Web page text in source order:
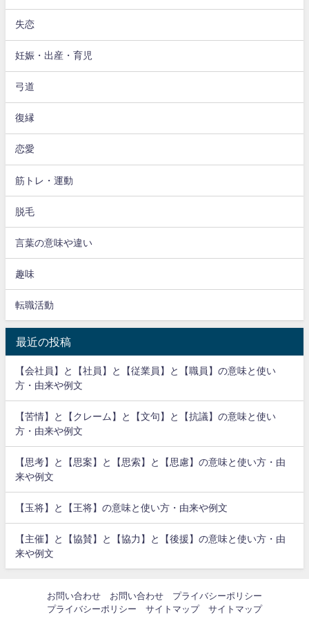
失恋
妊娠・出産・育児
弓道
復縁
恋愛
筋トレ・運動
脱毛
言葉の意味や違い
趣味
転職活動
最近の投稿
【会社員】と【社員】と【従業員】と【職員】の意味と使い
方・由来や例文
【苦情】と【クレーム】と【文句】と【抗議】の意味と使い
方・由来や例文
【思考】と【思案】と【思索】と【思慮】の意味と使い方・由
来や例文
【玉将】と【王将】の意味と使い方・由来や例文
【主催】と【協賛】と【協力】と【後援】の意味と使い方・由
来や例文
お問い合わせ お問い合わせ
プライバシーポリシー
プライバシーポリシー
サイトマップ サイトマップ